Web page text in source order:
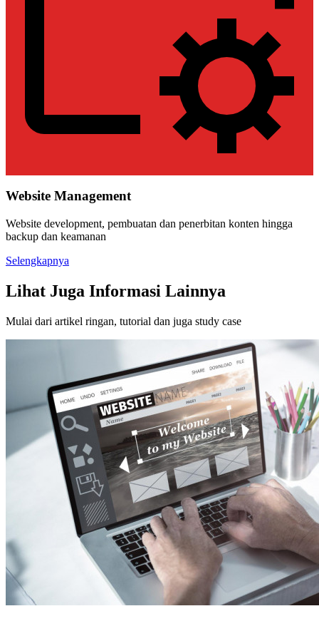
Website Management
Website development, pembuatan dan penerbitan konten hingga
backup dan keamanan
Selengkapnya
Lihat Juga Informasi Lainnya
Mulai dari artikel ringan, tutorial dan juga study case